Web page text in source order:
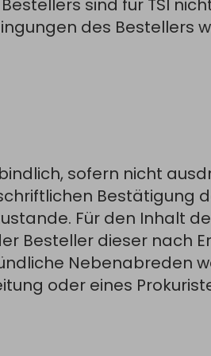
sind für TSI
des Bestellers
sofern nicht
Bestätigung
Für den Inhalt
Besteller dieser nach
Nebenabreden
oder eines